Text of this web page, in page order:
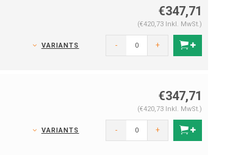
€347,71
(€420,73 Inkl. MwSt.)
VARIANTS - +
€347,71
(€420,73 Inkl. MwSt.)
VARIANTS - +